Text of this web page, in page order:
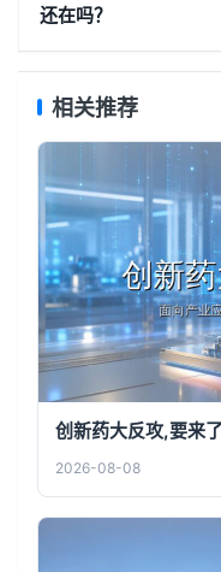
还在吗？
相关推荐
创新药大反攻,要来
2026-08-08